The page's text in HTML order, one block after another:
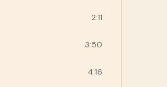
2:11
3:50
4:16